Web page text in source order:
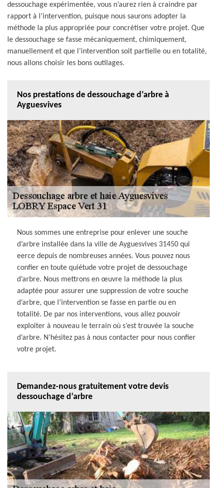
dessouchage expérimentée, vous n’aurez rien à craindre par
rapport à l’intervention, puisque nous saurons adopter la
méthode la plus appropriée pour concrétiser votre projet. Que
le dessouchage se fasse mécaniquement, chimiquement,
manuellement et que l’intervention soit partielle ou en totalité,
nous allons choisir les bons outilages.
Nos prestations de dessouchage d’arbre à
Ayguesvives
Nous sommes une entreprise pour enlever une souche
d’arbre installée dans la ville de Ayguesvives 31450 qui
eerce depuis de nombreuses années. Vous pouvez nous
confier en toute quiétude votre projet de dessouchage
d’arbre. Nous mettrons en œuvre la méthode la plus
adaptée pour assurer une suppression de votre souche
d’arbre, que l’intervention se fasse en partie ou en
totalité. De par nos interventions, vous allez pouvoir
exploiter à nouveau le terrain où s’est trouvée la souche
d’arbre. N’hésitez pas à nous contacter pour nous confier
votre projet.
Demandez-nous gratuitement votre devis
dessouchage d’arbre